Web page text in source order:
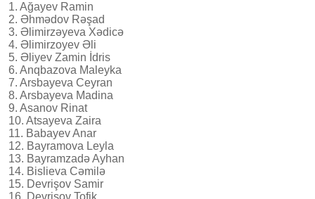
1. Ağayev Ramin
2. Əhmədov Rəşad
3. Əlimirzəyeva Xədicə
4. Əlimirzoyev Əli
5. Əliyev Zamin İdris
6. Anqbazova Maleyka
7. Arsbayeva Ceyran
8. Arsbayeva Madina
9. Asanov Rinat
10. Atsayeva Zaira
11. Babayev Anar
12. Bayramova Leyla
13. Bayramzadə Ayhan
14. Bislieva Cəmilə
15. Devrişov Samir
16. Devrişov Tofik